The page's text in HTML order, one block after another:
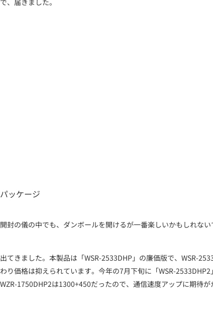
パッケージ
開封の儀の中でも、ダンボールを開けるが一番楽しいかもしれな
出てきました。本製品は「WSR-2533DHP」の廉価版で、WSR-
わり価格は抑えられています。今年の7月下旬に「WSR-
WZR-1750DHP2は1300+450だったので、通信速度アップに期待が